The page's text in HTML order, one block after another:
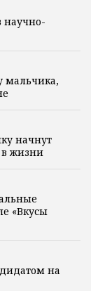
научно-
мальчика,
начнут
в жизни
«Вкусы
на